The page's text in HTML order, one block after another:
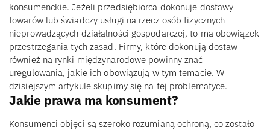
konsumenckie. Jeżeli przedsiębiorca dokonuje dostawy
towarów lub świadczy usługi na rzecz osób fizycznych
nieprowadzących działalności gospodarczej, to ma obowiązek
przestrzegania tych zasad. Firmy, które dokonują dostaw
również na rynki międzynarodowe powinny znać
uregulowania, jakie ich obowiązują w tym temacie. W
dzisiejszym artykule skupimy się na tej problematyce.
Jakie prawa ma konsument?
Konsumenci objęci są szeroko rozumianą ochroną, co zostało